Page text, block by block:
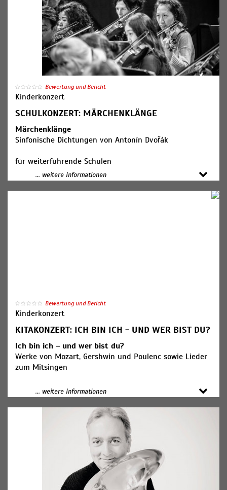
Bewertung und Bericht
Kinderkonzert
SCHULKONZERT: MÄRCHENKLÄNGE
Märchenklänge
Sinfonische Dichtungen von Antonín Dvořák
für weiterführende Schulen
Mitwirkende:
SWR Symphonieorchester
... weitere Informationen
Bewertung und Bericht
Kinderkonzert
KITAKONZERT: ICH BIN ICH - UND WER BIST DU?
Ich bin ich – und wer bist du?
Werke von Mozart, Gershwin und Poulenc sowie Lieder
zum Mitsingen
Mitwirkende:
Sebastian Manz (Foto), Ivo Ruf und Matthias Weimbs,
Klarinette
Jasmin Bachmann, Moderation
... weitere Informationen